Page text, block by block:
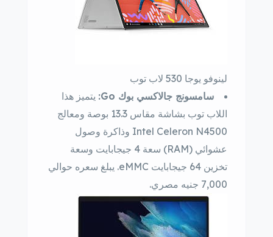
لينوفو يوجا 530 لاب توب
سامسونج جالاكسي بوك Go:
يتميز هذا
اللاب توب بشاشة مقاس 13.3 بوصة ومعالج
Intel Celeron N4500 وذاكرة وصول
عشوائي (RAM) سعة 4 جيجابايت وسعة
تخزين 64 جيجابايت eMMC. يبلغ سعره حوالي
7,000 جنيه مصري.